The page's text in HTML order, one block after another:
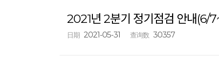
2021년 2분기 정기점검 안내(6/
日期 2021-05-31 查询数 30357